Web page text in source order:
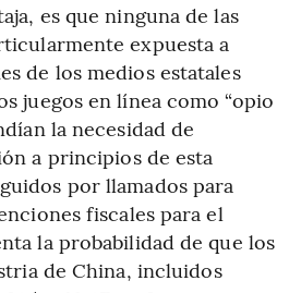
es que ninguna de las
expuesta a
de los medios estatales
juegos en línea como “opio
la necesidad de
a principios de esta
por llamados para
fiscales para el
la probabilidad de que los
de China, incluidos